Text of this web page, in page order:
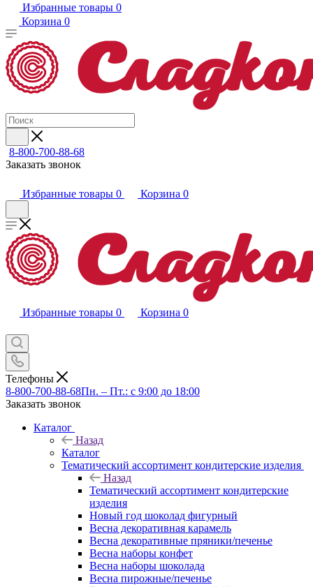
Избранные товары 0
Корзина 0
8-800-700-88-68
Заказать звонок
Избранные товары 0 Корзина 0
Избранные товары 0 Корзина 0
Телефоны
8-800-700-88-68Пн. – Пт.: с 9:00 до 18:00
Заказать звонок
Каталог
Назад
Каталог
Тематический ассортимент кондитерские изделия
Назад
Тематический ассортимент кондитерские
изделия
Новый год шоколад фигурный
Весна декоративная карамель
Весна декоративные пряники/печенье
Весна наборы конфет
Весна наборы шоколада
Весна пирожные/печенье